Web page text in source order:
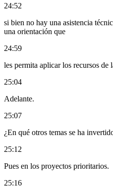
24:52
si bien no hay una asistencia
una orientación que
24:59
les permita aplicar los recursos de
25:04
Adelante.
25:07
¿En qué otros temas se ha
25:12
Pues en los proyectos prioritarios.
25:16